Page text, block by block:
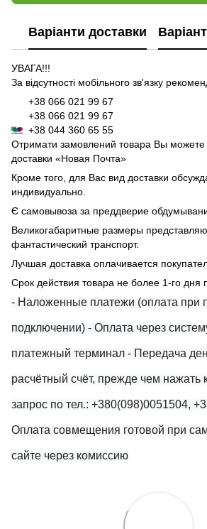
Варіанти доставки
УВАГА!!!
За відсутності мобільного зв'язку
+38 066 021 99 67
+38 066 021 99 67
+38 044 360 65 55
Отримати замовлений товара Вы можете
доставки «Новая Почта»
Кроме того, для Вас вид доставки
индивидуально.
Є самовывоза за преддверие
Великогабаритные размеры
фантастический транспорт.
Лучшая доставка оплачивается
Срок действия товара не более 1-го дня
- Наложенные платежи (оплата при
подключении) - Оплата через
платежный терминал - Передача
расчётный счёт, прежде чем нажать
запрос по тел.: +380(098)0051504,
Оплата совмещения готовой при
сайте через комиссию